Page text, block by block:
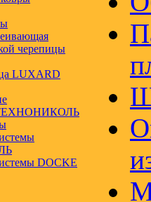
черепицы
LUXARD
ТЕХНОНИКОЛЬ
DOCKE